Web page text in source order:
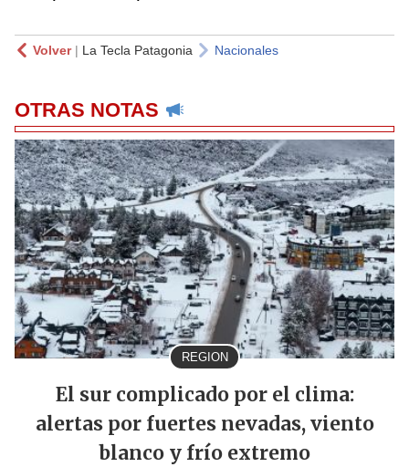
Volver| La Tecla Patagonia Nacionales
OTRAS NOTAS
REGION
El sur complicado por el clima:
alertas por fuertes nevadas, viento
blanco y frío extremo